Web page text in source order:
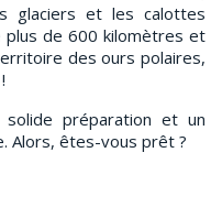
glaciers et les calottes
plus de 600 kilomètres et
des ours polaires,
préparation et un
Alors, êtes-vous prêt ?